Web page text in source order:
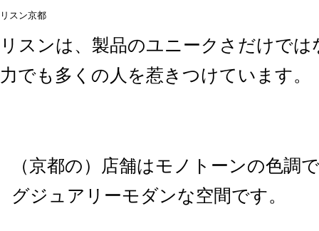
リスン京都
リスンは、製品のユニークさだけでは
力でも多くの人を惹きつけています。
（京都の）店舗はモノトーンの色調
グジュアリーモダンな空間です。